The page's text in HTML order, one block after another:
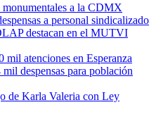
monumentales a la CDMX
a personal sindicalizado
destacan en el MUTVI
mil atenciones en Esperanza
despensas para población
de Karla Valeria con Ley